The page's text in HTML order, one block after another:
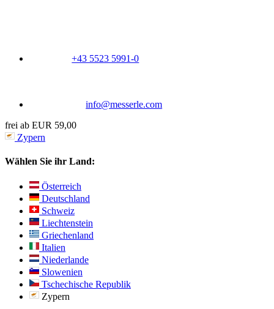
+43 5523 5991-0
info@messerle.com
frei ab EUR 59,00
Zypern
Wählen Sie ihr Land:
Österreich
Deutschland
Schweiz
Liechtenstein
Griechenland
Italien
Niederlande
Slowenien
Tschechische Republik
Zypern